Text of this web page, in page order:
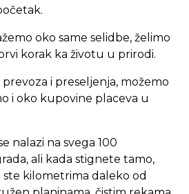
oko same selidbe, želimo
korak ka životu u prirodi.
i preseljenja, možemo
i oko kupovine placeva u
nalazi na svega 100
ali kada stignete tamo,
ste kilometrima daleko od